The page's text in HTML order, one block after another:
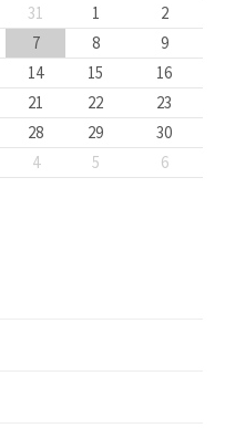
31 1
2
7 8
9
14 15
16
21 22
23
28 29
30
4 5 6